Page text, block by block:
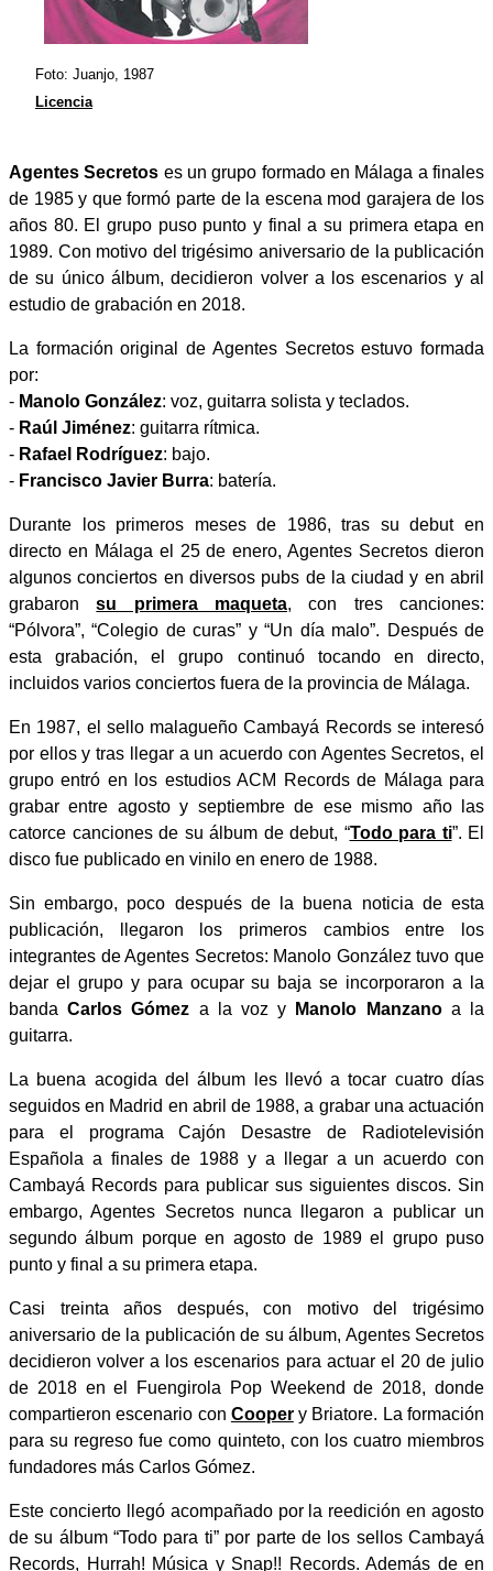
Foto: Juanjo, 1987
Licencia
Agentes Secretos es un grupo formado en Málaga a finales
de 1985 y que formó parte de la escena mod garajera de los
años 80. El grupo puso punto y final a su primera etapa en
1989. Con motivo del trigésimo aniversario de la publicación
de su único álbum, decidieron volver a los escenarios y al
estudio de grabación en 2018.
La formación original de Agentes Secretos estuvo formada
por:
- Manolo González: voz, guitarra solista y teclados.
- Raúl Jiménez: guitarra rítmica.
- Rafael Rodríguez: bajo.
- Francisco Javier Burra: batería.
Durante los primeros meses de 1986, tras su debut en
directo en Málaga el 25 de enero, Agentes Secretos dieron
algunos conciertos en diversos pubs de la ciudad y en abril
grabaronsu primera maqueta, con tres canciones:
“Pólvora”, “Colegio de curas” y “Un día malo”. Después de
esta grabación, el grupo continuó tocando en directo,
incluidos varios conciertos fuera de la provincia de Málaga.
En 1987, el sello malagueño Cambayá Records se interesó
por ellos y tras llegar a un acuerdo con Agentes Secretos, el
grupo entró en los estudios ACM Records de Málaga para
grabar entre agosto y septiembre de ese mismo año las
catorce canciones de su álbum de debut, “Todo para ti”. El
disco fue publicado en vinilo en enero de 1988.
Sin embargo, poco después de la buena noticia de esta
publicación, llegaron los primeros cambios entre los
integrantes de Agentes Secretos: Manolo González tuvo que
dejar el grupo y para ocupar su baja se incorporaron a la
bandaCarlos Gómez a la voz y Manolo Manzanoa la
guitarra.
La buena acogida del álbum les llevó a tocar cuatro días
seguidos en Madrid en abril de 1988, a grabar una actuación
para el programa Cajón Desastre de Radiotelevisión
Española a finales de 1988 y a llegar a un acuerdo con
Cambayá Records para publicar sus siguientes discos. Sin
embargo, Agentes Secretos nunca llegaron a publicar un
segundo álbum porque en agosto de 1989 el grupo puso
punto y final a su primera etapa.
Casi treinta años después, con motivo del trigésimo
aniversario de la publicación de su álbum, Agentes Secretos
decidieron volver a los escenarios para actuar el 20 de julio
de 2018 en el Fuengirola Pop Weekend de 2018, donde
compartieron escenario con Coopery Briatore. La formación
para su regreso fue como quinteto, con los cuatro miembros
fundadores más Carlos Gómez.
Este concierto llegó acompañado por la reedición en agosto
de su álbum “Todo para ti” por parte de los sellos Cambayá
Records, Hurrah! Música y Snap!! Records. Además de en